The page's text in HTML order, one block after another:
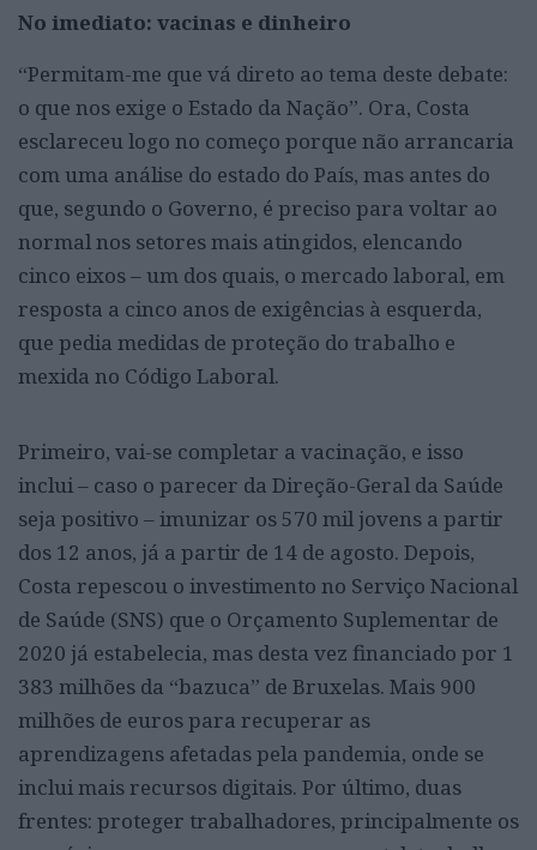
No imediato: vacinas e dinheiro
“Permitam-me que vá direto ao tema deste debate:
o que nos exige o Estado da Nação”. Ora, Costa
esclareceu logo no começo porque não arrancaria
com uma análise do estado do País, mas antes do
que, segundo o Governo, é preciso para voltar ao
normal nos setores mais atingidos, elencando
cinco eixos – um dos quais, o mercado laboral, em
resposta a cinco anos de exigências à esquerda,
que pedia medidas de proteção do trabalho e
mexida no Código Laboral.
Primeiro, vai-se completar a vacinação, e isso
inclui – caso o parecer da Direção-Geral da Saúde
seja positivo – imunizar os 570 mil jovens a partir
dos 12 anos, já a partir de 14 de agosto. Depois,
Costa repescou o investimento no Serviço Nacional
de Saúde (SNS) que o Orçamento Suplementar de
2020 já estabelecia, mas desta vez financiado por 1
383 milhões da “bazuca” de Bruxelas. Mais 900
milhões de euros para recuperar as
aprendizagens afetadas pela pandemia, onde se
inclui mais recursos digitais. Por último, duas
frentes: proteger trabalhadores, principalmente os